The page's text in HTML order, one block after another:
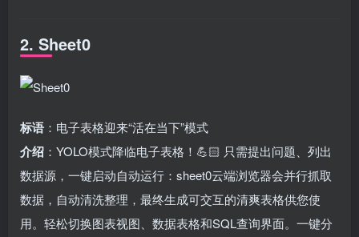
2. Sheet0
标语 ：电子表格迎来“活在当下”模式
介绍 ：YOLO模式降临电子表格！💪🏻 只需提出问题、列出
数据源，一键启动自动运行：sheet0云端浏览器会并行抓取
数据，自动清洗整理，最终生成可交互的清爽表格供您使
用。轻松切换图表视图、数据表格和SQL查询界面。一键分